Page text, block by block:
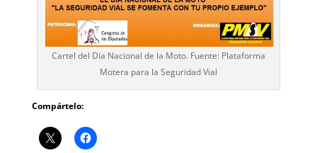
Cartel del Día Nacional de la Moto. Fuente: Plataforma
Motera para la Seguridad Vial
Compártelo: